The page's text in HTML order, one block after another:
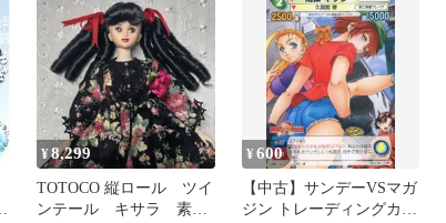
¥8,299
TOTOCO 縦ロール ツイ
ンテール キサラ 素体
¥600
【中古】サンデーVSマガ
ジン トレーディングカー